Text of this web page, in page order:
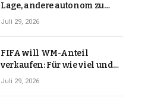
Lage, andere autonom zu
hacken? | Technologie-News
Juli 29, 2026
FIFA will WM-Anteil
verkaufen: Für wie viel und
warum macht Gianni
Juli 29, 2026